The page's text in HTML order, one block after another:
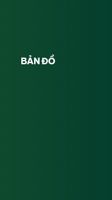
BẢN ĐỒ